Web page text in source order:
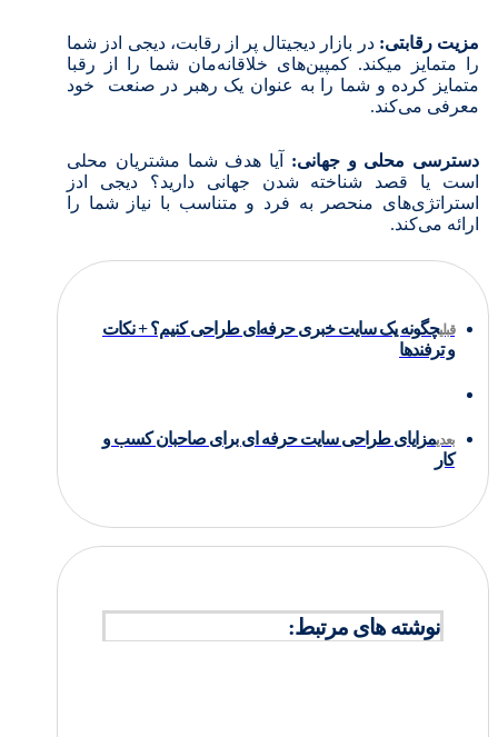
مزیت رقابتی: در بازار دیجیتال پر از رقابت، دیجی ادز شما
را متمایز میکند. کمپین‌های خلاقانه‌‌مان شما را از رقبا
متمایز کرده و شما را به عنوان یک رهبر در صنعت خود
معرفی می‌کند.
دسترسی محلی و جهانی: آیا هدف شما مشتریان محلی
است یا قصد شناخته شدن جهانی دارید؟ دیجی ادز
استراتژی‌های منحصر به فرد و متناسب با نیاز شما را
ارائه می‌کند.
قبلیچگونه یک سایت خبری حرفه‌ای طراحی کنیم؟ + نکات
و ترفندها
بعدیمزایای طراحی سایت حرفه ای برای صاحبان کسب و
کار
نوشته های مرتبط: